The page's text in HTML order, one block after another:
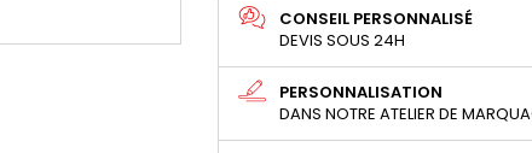
CONSEIL PERSONNALISÉ
DEVIS SOUS 24H
PERSONNALISATION
DANS NOTRE ATELIER DE